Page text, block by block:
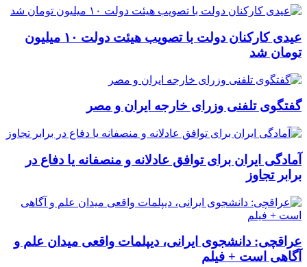
عیدی کارکنان دولت با تصویب هیئت دولت ۱۰ میلیون
تومان شد
گفتگوی تلفنی وزرای خارجه ایران و مصر
آمادگی ایران برای توافق عادلانه و منصفانه یا دفاع در
برابر تجاوز
عراقچی: دانشجوی ایرانی، دیپلمات واقعی میدان علم و
آگاهی است + فیلم